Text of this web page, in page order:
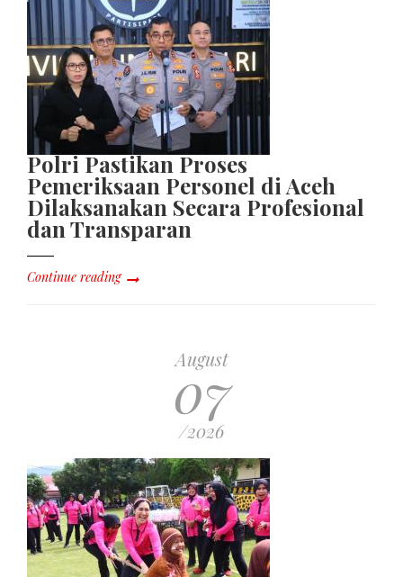
Polri Pastikan Proses
Pemeriksaan Personel di Aceh
Dilaksanakan Secara Profesional
dan Transparan
Continue reading
August
07
/2026